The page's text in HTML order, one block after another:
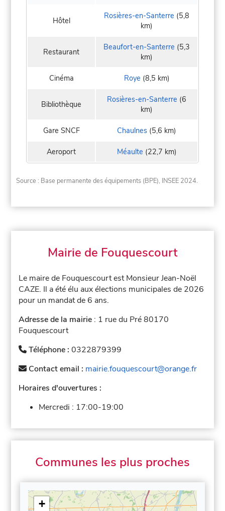
Hôtel Rosières-en-Santerre (5,8
km)
Restaurant Beaufort-en-Santerre (5,3
km)
Cinéma Roye (8,5 km)
Bibliothèque Rosières-en-Santerre (6
km)
Gare SNCF Chaulnes (5,6 km)
Aeroport Méaulte (22,7 km)
Source : Base permanente des équipements (BPE), INSEE 2024.
Mairie de Fouquescourt
Le maire de Fouquescourt est Monsieur Jean-Noël
CAZE. Il a été élu aux élections municipales de 2026
pour un mandat de 6 ans.
Adresse de la mairie : 1 rue du Pré 80170
Fouquescourt
Téléphone :0322879399
Contact email : mairie.fouquescourt@orange.fr
Horaires d'ouvertures :
Mercredi : 17:00-19:00
Communes les plus proches
+